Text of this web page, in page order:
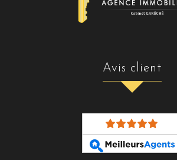
avis client